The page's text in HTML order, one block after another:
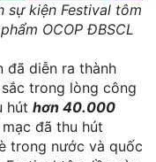
sự kiện Festival tôm
OCOP ĐBSCL
đã diễn ra thành
trong lòng công
hút hơn 40.000
đã thu hút
trong nước và quốc